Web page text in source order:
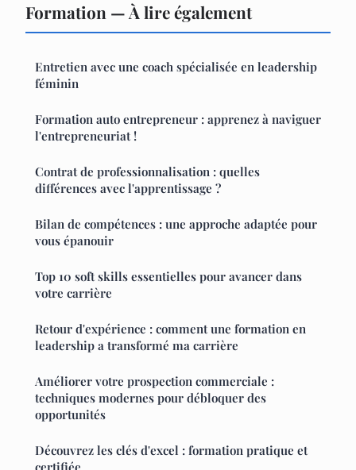
Formation — À lire également
Entretien avec une coach spécialisée en leadership
féminin
Formation auto entrepreneur : apprenez à naviguer
l'entrepreneuriat !
Contrat de professionnalisation : quelles
différences avec l'apprentissage ?
Bilan de compétences : une approche adaptée pour
vous épanouir
Top 10 soft skills essentielles pour avancer dans
votre carrière
Retour d'expérience : comment une formation en
leadership a transformé ma carrière
Améliorer votre prospection commerciale :
techniques modernes pour débloquer des
opportunités
Découvrez les clés d'excel : formation pratique et